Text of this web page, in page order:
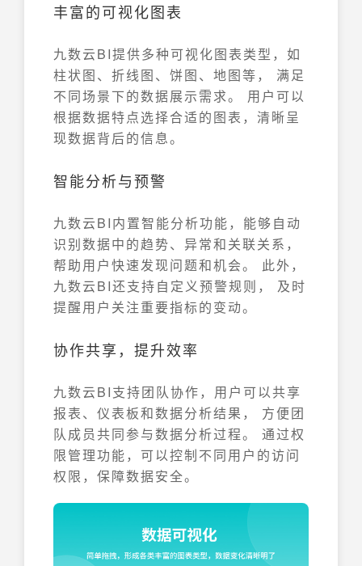
丰富的可视化图表
九数云BI提供多种可视化图表类型，如
柱状图、折线图、饼图、地图等， 满足
不同场景下的数据展示需求。 用户可以
根据数据特点选择合适的图表，清晰呈
现数据背后的信息。
智能分析与预警
九数云BI内置智能分析功能，能够自动
识别数据中的趋势、异常和关联关系，
帮助用户快速发现问题和机会。 此外，
九数云BI还支持自定义预警规则， 及时
提醒用户关注重要指标的变动。
协作共享，提升效率
九数云BI支持团队协作，用户可以共享
报表、仪表板和数据分析结果， 方便团
队成员共同参与数据分析过程。 通过权
限管理功能，可以控制不同用户的访问
权限，保障数据安全。